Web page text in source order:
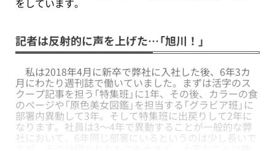
記者は反射的に声を上げた…「旭川！」
私は2018年4月に新卒で弊社に入社した後、6年3カ
月にわたり週刊誌で働いていました。まずは活字のス
クープ記事を担う「特集班」に1年、その後、カラーの食
のページや「原色美女図鑑」を担当する「グラビア班」に
部署内異動して3年。そして特集班に出戻りして2年に
なります。社員は3～4年で異動することが一般的な弊
社において、6年同じ部署にいるというのは少し長いで